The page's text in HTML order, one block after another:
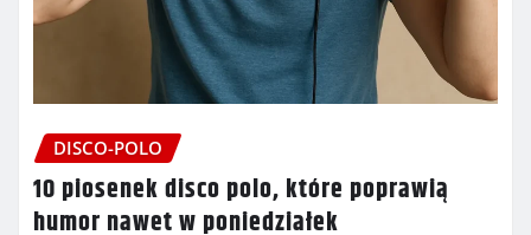
DISCO-POLO
10 piosenek disco polo, które poprawią
humor nawet w poniedziałek